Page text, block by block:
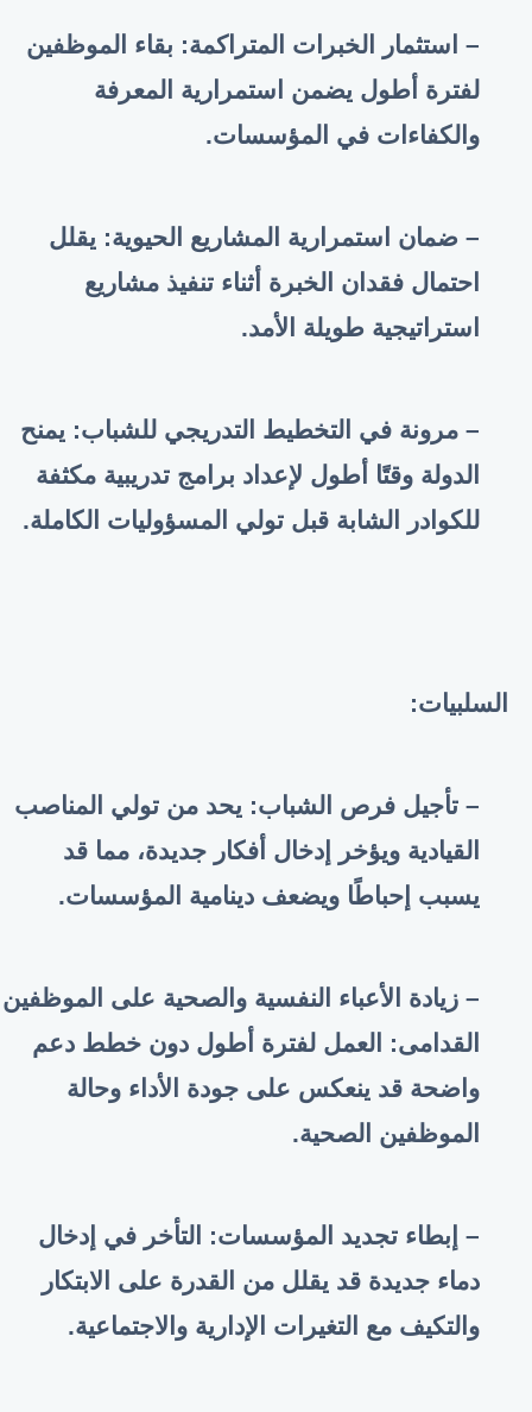
– استثمار الخبرات المتراكمة: بقاء الموظفين
لفترة أطول يضمن استمرارية المعرفة
والكفاءات في المؤسسات.
– ضمان استمرارية المشاريع الحيوية: يقلل
احتمال فقدان الخبرة أثناء تنفيذ مشاريع
استراتيجية طويلة الأمد.
– مرونة في التخطيط التدريجي للشباب: يمنح
الدولة وقتًا أطول لإعداد برامج تدريبية مكثفة
للكوادر الشابة قبل تولي المسؤوليات الكاملة.
السلبيات:
– تأجيل فرص الشباب: يحد من تولي المناصب
القيادية ويؤخر إدخال أفكار جديدة، مما قد
يسبب إحباطًا ويضعف دينامية المؤسسات.
– زيادة الأعباء النفسية والصحية على الموظفين
القدامى: العمل لفترة أطول دون خطط دعم
واضحة قد ينعكس على جودة الأداء وحالة
الموظفين الصحية.
– إبطاء تجديد المؤسسات: التأخر في إدخال
دماء جديدة قد يقلل من القدرة على الابتكار
والتكيف مع التغيرات الإدارية والاجتماعية.